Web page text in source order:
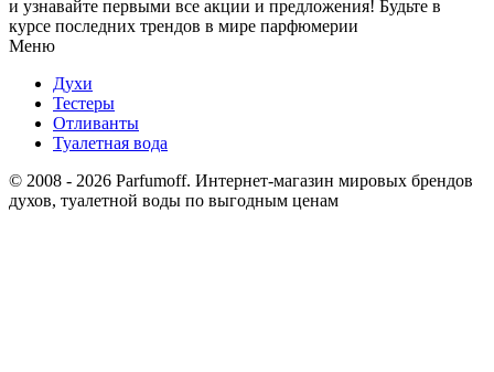
и узнавайте первыми все акции и предложения! Будьте в
курсе последних трендов в мире парфюмерии
Меню
Духи
Тестеры
Отливанты
Туалетная вода
© 2008 - 2026 Parfumoff. Интернет-магазин мировых брендов
духов, туалетной воды по выгодным ценам